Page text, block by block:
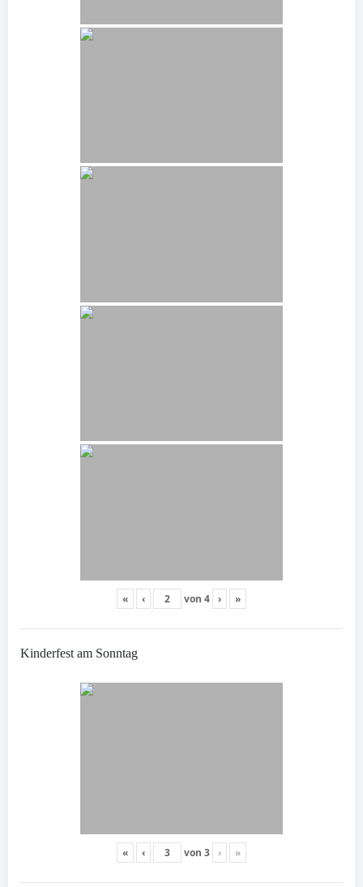
« ‹ von 4 › »
Kinderfest am Sonntag
« ‹ von 3 › »